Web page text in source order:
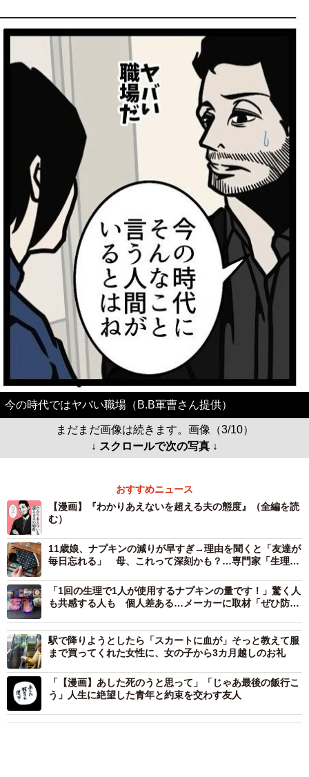
今の時代ではヤバい職場（B.B軍曹さん提供）
まだまだ画像は続きます。画像（3/10）
↓ スクロールで次の写真 ↓
おすすめニュース
【漫画】『わかりあえないを超える夫の態度』（全編を読
む）
11歳娘、ナプキンの減りが早すぎ→理由を聞くと「友達が
毎日忘れる」 母、これって深刻かも？…専門家「生理の
「1回の生理で1人が使用するナプキンの量です！」驚く人
も共感する人も 個人差ある…メーカーに取材「ぜひ防災
駅で降りようとしたら「スカートに血が」そっと教えて服
まで買ってくれた女性に、女の子から3カ月越しのお礼
「【漫画】あした死のうと思って」「じゃあ最後の飯行こ
う」人生に絶望した青年と約束を交わす友人